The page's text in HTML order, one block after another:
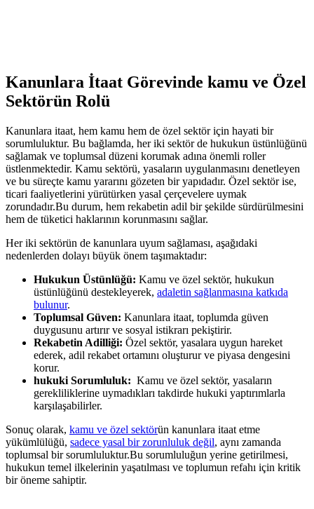
Kanunlara İtaat Görevinde kamu ve Özel
Sektörün Rolü
Kanunlara itaat, hem kamu hem‌ de özel ⁢sektör için hayati bir
sorumluluktur. Bu bağlamda, her iki sektör de hukukun üstünlüğünü
sağlamak ve ‍toplumsal düzeni korumak adına önemli roller
üstlenmektedir. Kamu sektörü, yasaların⁣ uygulanmasını denetleyen⁢
ve bu süreçte​ kamu yararını gözeten bir yapıdadır. Özel sektör ise,
ticari faaliyetlerini yürütürken yasal çerçevelere uymak
zorundadır.Bu durum, hem⁢ rekabetin adil bir şekilde sürdürülmesini
hem de tüketici haklarının korunmasını sağlar.
Her iki sektörün de kanunlara uyum​ sağlaması, aşağıdaki
nedenlerden dolayı büyük önem ⁤taşımaktadır:
Hukukun Üstünlüğü: ⁣Kamu ve özel sektör, hukukun
üstünlüğünü destekleyerek, adaletin sağlanmasına katkıda
bulunur.
Toplumsal Güven: Kanunlara itaat, toplumda güven
duygusunu artırır ve sosyal istikrarı pekiştirir.
Rekabetin Adilliği: Özel sektör, yasalara uygun ‍hareket
ederek,⁤ adil rekabet ortamını oluşturur ve piyasa dengesini
korur.
hukuki Sorumluluk: ​ Kamu ve özel sektör, yasaların
⁢gerekliliklerine uymadıkları takdirde hukuki yaptırımlarla
karşılaşabilirler.
Sonuç olarak, kamu ve özel sektörün kanunlara itaat etme
yükümlülüğü, sadece yasal bir zorunluluk değil,⁤ aynı zamanda
toplumsal bir ‌sorumluluktur.Bu sorumluluğun yerine getirilmesi,
hukukun temel ilkelerinin yaşatılması ve toplumun refahı için kritik
bir öneme sahiptir.